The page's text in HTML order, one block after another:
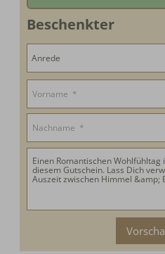
Schweiz: € 5,--
Zahlung Online, vor Ort oder auf
Beschenkter